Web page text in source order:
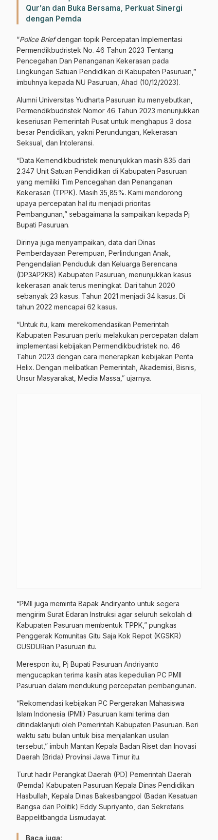
Qur’an dan Buka Bersama, Perkuat Sinergi
dengan Pemda
“Police Briefdengan topik Percepatan Implementasi
Permendikbudristek No. 46 Tahun 2023 Tentang
Pencegahan Dan Penanganan Kekerasan pada
Lingkungan Satuan Pendidikan di Kabupaten Pasuruan,”
imbuhnya kepada NU Pasuruan, Ahad (10/12/2023).
Alumni Universitas Yudharta Pasuruan itu menyebutkan,
Permendikbudristek Nomor 46 Tahun 2023 menunjukkan
keseriusan Pemerintah Pusat untuk menghapus 3 dosa
besar Pendidikan, yakni Perundungan, Kekerasan
Seksual, dan Intoleransi.
“Data Kemendikbudristek menunjukkan masih 835 dari
2.347 Unit Satuan Pendidikan di Kabupaten Pasuruan
yang memiliki Tim Pencegahan dan Penanganan
Kekerasan (TPPK). Masih 35,85%. Kami mendorong
upaya percepatan hal itu menjadi prioritas
Pembangunan,” sebagaimana Ia sampaikan kepada Pj
Bupati Pasuruan.
Dirinya juga menyampaikan, data dari Dinas
Pemberdayaan Perempuan, Perlindungan Anak,
Pengendalian Penduduk dan Keluarga Berencana
(DP3AP2KB) Kabupaten Pasuruan, menunjukkan kasus
kekerasan anak terus meningkat. Dari tahun 2020
sebanyak 23 kasus. Tahun 2021 menjadi 34 kasus. Di
tahun 2022 mencapai 62 kasus.
“Untuk itu, kami merekomendasikan Pemerintah
Kabupaten Pasuruan perlu melakukan percepatan dalam
implementasi kebijakan Permendikbudristek no. 46
Tahun 2023 dengan cara menerapkan kebijakan Penta
Helix. Dengan melibatkan Pemerintah, Akademisi, Bisnis,
Unsur Masyarakat, Media Massa,” ujarnya.
“PMII juga meminta Bapak Andiryanto untuk segera
mengirim Surat Edaran Instruksi agar seluruh sekolah di
Kabupaten Pasuruan membentuk TPPK,” pungkas
Penggerak Komunitas Gitu Saja Kok Repot (KGSKR)
GUSDURian Pasuruan itu.
Merespon itu, Pj Bupati Pasuruan Andriyanto
mengucapkan terima kasih atas kepedulian PC PMII
Pasuruan dalam mendukung percepatan pembangunan.
“Rekomendasi kebijakan PC Pergerakan Mahasiswa
Islam Indonesia (PMII) Pasuruan kami terima dan
ditindaklanjuti oleh Pemerintah Kabupaten Pasuruan. Beri
waktu satu bulan untuk bisa menjalankan usulan
tersebut,” imbuh Mantan Kepala Badan Riset dan Inovasi
Daerah (Brida) Provinsi Jawa Timur itu.
Turut hadir Perangkat Daerah (PD) Pemerintah Daerah
(Pemda) Kabupaten Pasuruan Kepala Dinas Pendidikan
Hasbullah, Kepala Dinas Bakesbangpol (Badan Kesatuan
Bangsa dan Politik) Eddy Supriyanto, dan Sekretaris
Bappelitbangda Lismudayat.
Baca juga: